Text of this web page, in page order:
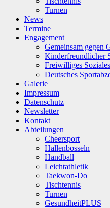
Turnen
News
Termine
Engagement
Gemeinsam gegen
Kinderfreundlicher
Freiwilliges
Deutsches
Galerie
Impressum
Datenschutz
Newsletter
Kontakt
Abteilungen
Cheersport
Hallenbosseln
Handball
Leichtathletik
Taekwon-Do
Tischtennis
Turnen
GesundheitPLUS